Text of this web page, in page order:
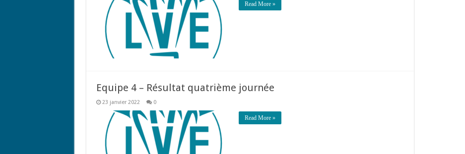
Read More »
Equipe 4 – Résultat quatrième journée
23 janvier 2022 0
Read More »